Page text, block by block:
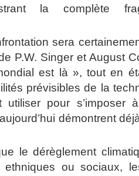
la complète
sera
P.W. Singer et August
est là », tout en
prévisibles de la
utiliser pour s’imposer
démontrent
le dérèglement
ethniques ou sociaux,